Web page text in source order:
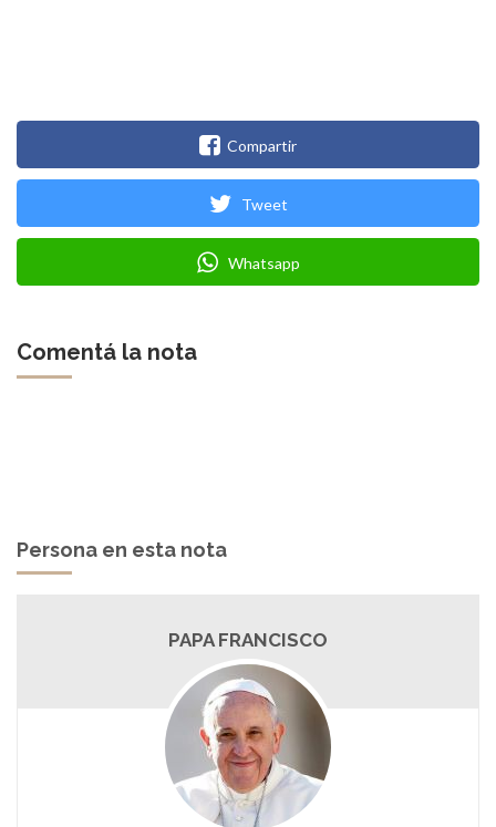
Compartir
Tweet
Whatsapp
Comentá la nota
Persona en esta nota
PAPA FRANCISCO